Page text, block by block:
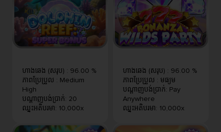
ហាងឆេង (សរុប) : 96.00 %
ភាពប្រែប្រួល : Medium
High
បណ្តាញបង់ប្រាក់: 20
ឈ្នះអតិបរមា : 10,000x
ហាងឆេង (សរុប) : 96.00 %
ភាពប្រែប្រួល : មធ្យម
បណ្តាញបង់ប្រាក់: Pay
Anywhere
ឈ្នះអតិបរមា : 10,000x